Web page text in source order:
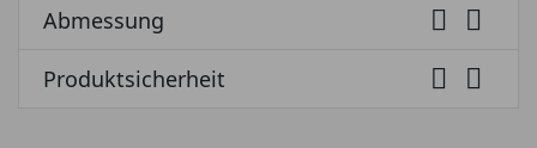
Abmessung  
Produktsicherheit  